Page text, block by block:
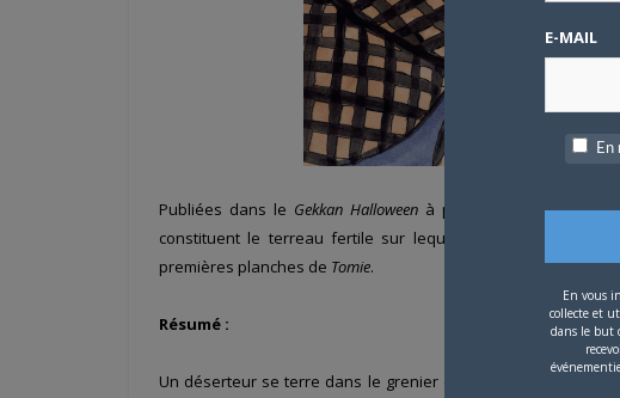
Publiées dans le Gekkan Halloweenà partir de 1991, les
constituent le terreau fertile sur lequel l’auteur se
premières planches de Tomie.
Résumé :
Un déserteur se terre dans le grenier d’une famille qui lui
E-MAIL
En
En vous
collecte et
dans le but